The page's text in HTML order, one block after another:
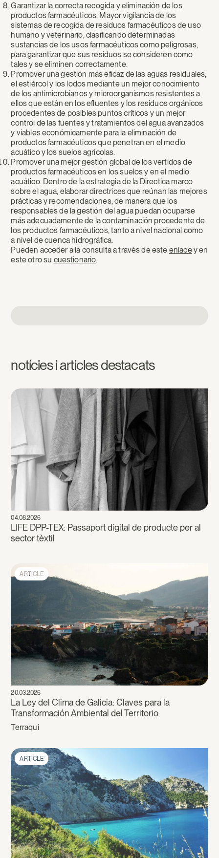
Garantizar la correcta recogida y eliminación de los
productos farmacéuticos. Mayor vigilancia de los
sistemas de recogida de residuos farmacéuticos de uso
humano y veterinario, clasificando determinadas
sustancias de los usos farmacéuticos como peligrosas,
para garantizar que sus residuos se consideren como
tales y se eliminen correctamente.
Promover una gestión más eficaz de las aguas residuales,
el estiércol y los lodos mediante un mejor conocimiento
de los antimicrobianos y microorganismos resistentes a
ellos que están en los efluentes y los residuos orgánicos
procedentes de posibles puntos críticos y un mejor
control de las fuentes y tratamientos del agua avanzados
y viables económicamente para la eliminación de
productos farmacéuticos que penetran en el medio
acuático y los suelos agrícolas.
Promover una mejor gestión global de los vertidos de
productos farmacéuticos en los suelos y en el medio
acuático. Dentro de la estrategia de la Directica marco
sobre el agua, elaborar directrices que reúnan las mejores
prácticas y recomendaciones, de manera que los
responsables de la gestión del agua puedan ocuparse
más adecuadamente de la contaminación procedente de
los productos farmacéuticos, tanto a nivel nacional como
a nivel de cuenca hidrográfica.
Pueden acceder a la consulta a través de este enlacey en
este otro su cuestionario.
notícies i articles destacats
04.08.2026
LIFE DPP-TEX: Passaport digital de producte per al
sector tèxtil
ARTICLE
20.03.2026
La Ley del Clima de Galicia: Claves para la
Transformación Ambiental del Territorio
Terraqui
ARTICLE